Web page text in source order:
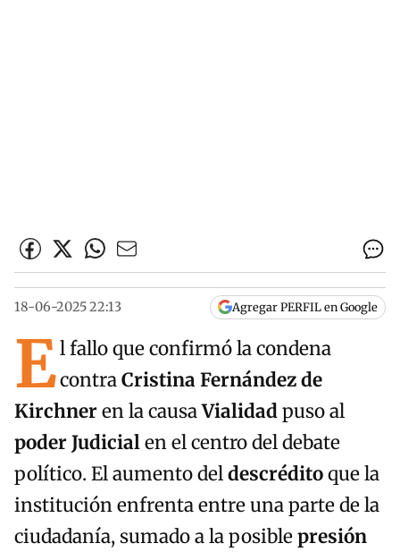
18-06-2025 22:13 Agregar PERFIL en Google
El fallo que confirmó la condena
contraCristina Fernández de
Kirchneren la causaVialidadpuso al
poder Judicialen el centro del debate
político. El aumento deldescréditoque la
institución enfrenta entre una parte de la
ciudadanía, sumado a la posiblepresión